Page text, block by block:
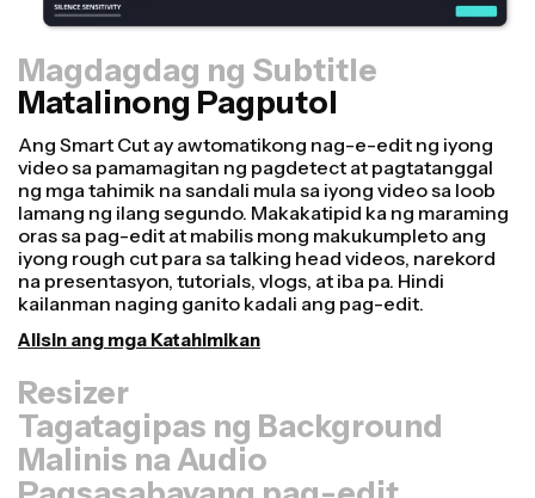
Magdagdag ng Subtitle
Matalinong Pagputol
Resizer
Tagatagipas ng Background
Malinis na Audio
Pagsasabayang pag-edit